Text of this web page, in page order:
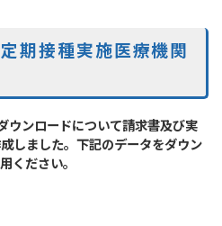
期接種実施医療機関
ウンロードについて請求書及び実
しました。下記のデータをダウン
ください。